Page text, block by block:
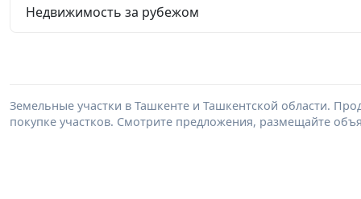
Недвижимость за рубежом
Земельные участки в Ташкенте и Ташкентской области.
покупке участков. Смотрите предложения, размещайте